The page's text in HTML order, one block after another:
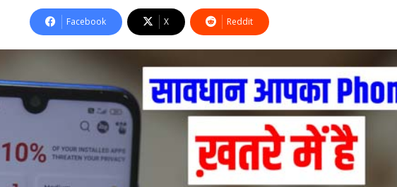
Facebook X Reddit